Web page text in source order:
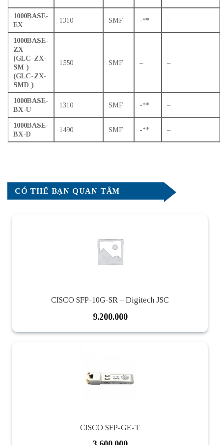
1000BASE-
EX
1310 SMF -** –
1000BASE-
ZX
(GLC-ZX-
SM )
(GLC-ZX-
SMD )
1550 SMF – –
1000BASE-
BX-U
1310 SMF -** –
1000BASE-
BX-D
1490 SMF -** –
CÓ THỂ BẠN QUAN TÂM
CISCO SFP-10G-SR – Digitech JSC
9.200.000
CISCO SFP-GE-T